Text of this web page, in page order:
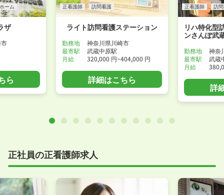
ーム
ザ
ら
正看護師 訪問看護
ライト訪問看護ステーション
勤務地
神奈川県川崎市
最寄駅
武蔵中原駅
月給
320,000 円~404,000 円
詳細はこちら
正看護師 訪
リハ特化型
ンさんぽ武
勤務地
神奈
最寄駅
武蔵
月給
詳
正社員の正看護師求人